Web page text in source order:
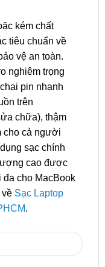
kém chất
tiêu chuẩn về
vệ an toàn.
nghiêm trọng
pin nhanh
trên
chữa), thậm
cho cả người
sạc chính
cao được
đa cho MacBook
về Sạc Laptop
.